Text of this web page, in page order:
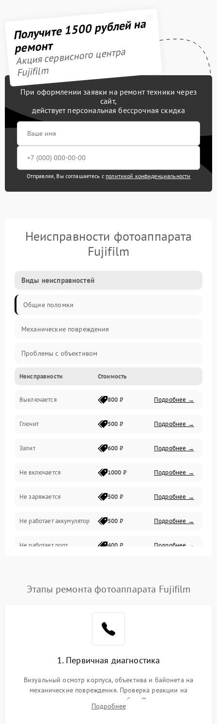
Получите 1500 рублей на
ремонт
Акция сервисного центра
Fujifilm
При оформлении заявки на ремонт техники через
сайт,
действует персональная бессрочная скидка
Отправляя, Вы соглашаетесь с политикой конфиденциальности
Неисправности фотоаппарата
Fujifilm
Виды неисправностей
Общие поломки
Механические повреждения
Проблемы с объективом
Электронные ошибки
Механические проблемы
Матрица и оптика
Питание и питание цепей
Проблемы с картами памяти
Объективы
Программные сбои
Коммуникации и интерфейсы
Неисправности Стоимость
Выключается 800 ₽ Подробнее →
Глючит 500 ₽ Подробнее →
Залит 600 ₽ Подробнее →
Не включается 1000 ₽ Подробнее →
Не заряжается 500 ₽ Подробнее →
Не работает аккумулятор 500 ₽ Подробнее →
Не работает порт 400 ₽ Подробнее →
Этапы ремонта фотоаппарата Fujifilm
1. Первичная диагностика
Визуальный осмотр корпуса, объектива и байонета на
механические повреждения. Проверка реакции на
включение, считывание кодов ошибок. Оценка состояния
матрицы и затвора, проверка работы автофокуса и вспышки.
Подробнее